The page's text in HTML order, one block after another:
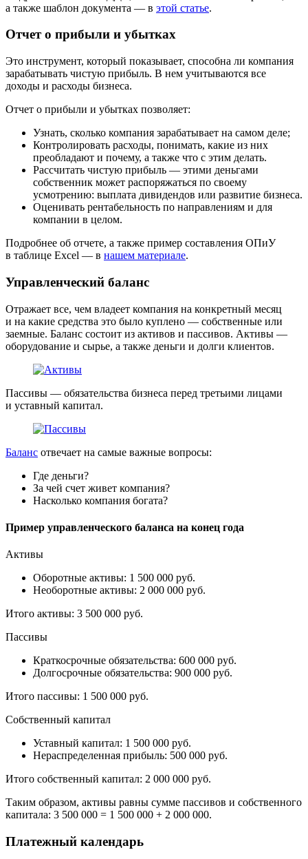
а также шаблон документа — в этой статье.
Отчет о прибыли и убытках
Это инструмент, который показывает, способна ли компания
зарабатывать чистую прибыль. В нем учитываются все
доходы и расходы бизнеса.
Отчет о прибыли и убытках позволяет:
Узнать, сколько компания зарабатывает на самом деле;
Контролировать расходы, понимать, какие из них
преобладают и почему, а также что с этим делать.
Рассчитать чистую прибыль ― этими деньгами
собственник может распоряжаться по своему
усмотрению: выплата дивидендов или развитие бизнеса.
Оценивать рентабельность по направлениям и для
компании в целом.
Подробнее об отчете, а также пример составления ОПиУ
в таблице Excel — в нашем материале.
Управленческий баланс
Отражает все, чем владеет компания на конкретный месяц
и на какие средства это было куплено ― собственные или
заемные. Баланс состоит из активов и пассивов. Активы ―
оборудование и сырье, а также деньги и долги клиентов.
Пассивы ― обязательства бизнеса перед третьими лицами
и уставный капитал.
Баланс отвечает на самые важные вопросы:
Где деньги?
За чей счет живет компания?
Насколько компания богата?
Пример управленческого баланса на конец года
Активы
Оборотные активы: 1 500 000 руб.
Необоротные активы: 2 000 000 руб.
Итого активы: 3 500 000 руб.
Пассивы
Краткосрочные обязательства: 600 000 руб.
Долгосрочные обязательства: 900 000 руб.
Итого пассивы: 1 500 000 руб.
Собственный капитал
Уставный капитал: 1 500 000 руб.
Нераспределенная прибыль: 500 000 руб.
Итого собственный капитал: 2 000 000 руб.
Таким образом, активы равны сумме пассивов и собственного
капитала: 3 500 000 = 1 500 000 + 2 000 000.
Платежный календарь